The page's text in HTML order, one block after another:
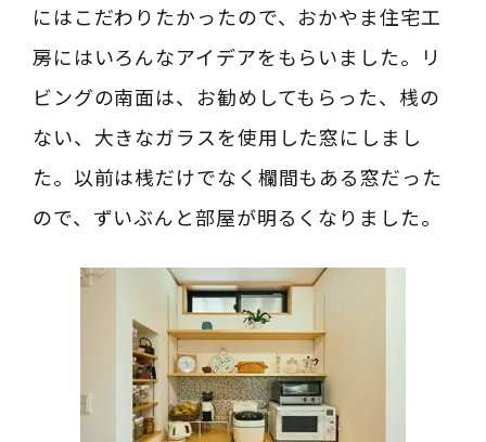
にはこだわりたかったので、おかやま住宅工
房にはいろんなアイデアをもらいました。リ
ビングの南面は、お勧めしてもらった、桟の
ない、大きなガラスを使用した窓にしまし
た。以前は桟だけでなく欄間もある窓だった
ので、ずいぶんと部屋が明るくなりました。